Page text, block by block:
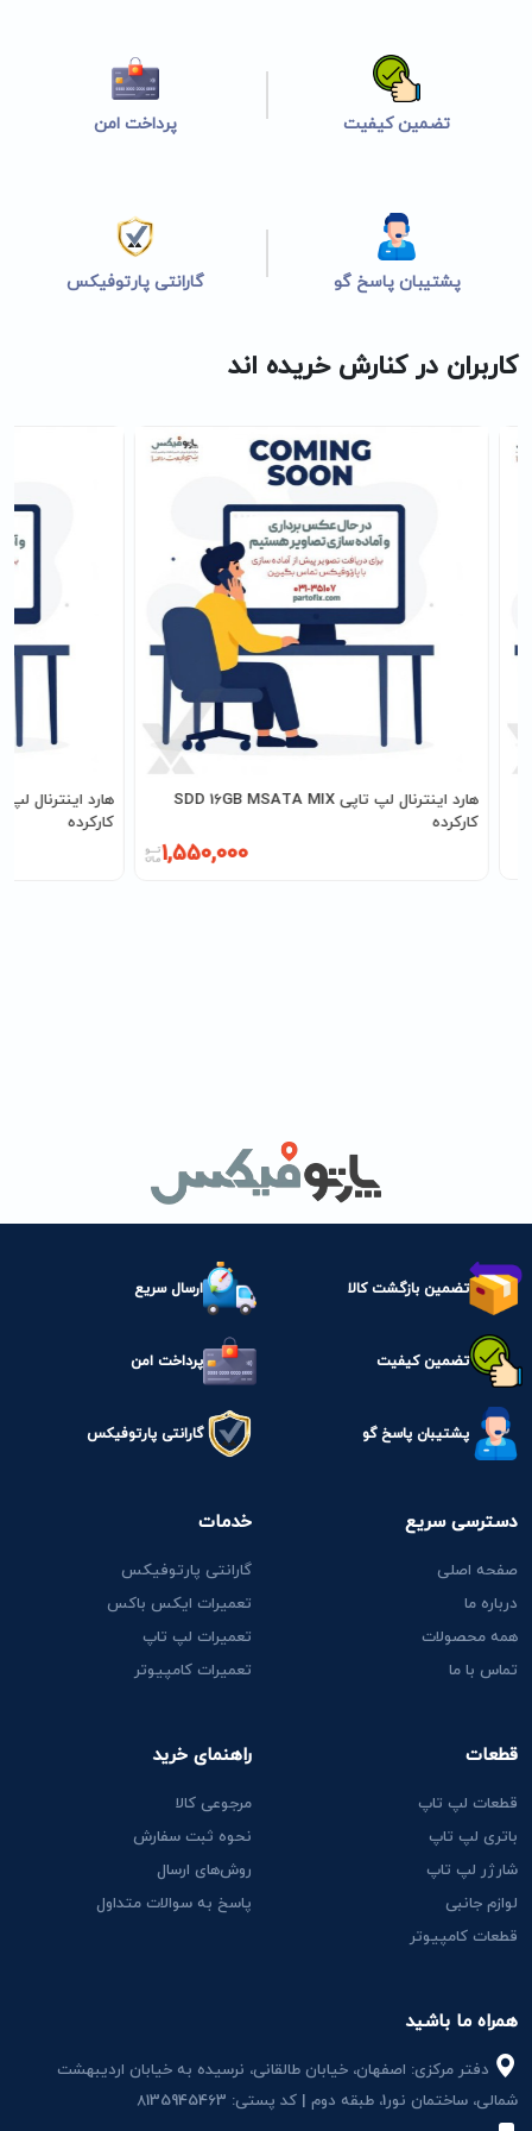
تضمین کیفیت پرداخت امن
پشتیبان پاسخ گو گارانتی پارتوفیکس
کاربران در کنارش خریده اند
هارد اینترنال لپ تاپی SDD 16GB MSATA MIX
کارکرده
1,550,000
کارکرده
تضمین بازگشت کالا ارسال سریع
تضمین کیفیت پرداخت امن
پشتیبان پاسخ گو گارانتی پارتوفیکس
همراه ما باشید
دفتر مرکزی: اصفهان، خیابان طالقانی، نرسیده به خیابان اردیبهشت
شمالی، ساختمان نور1، طبقه دوم | کد پستی: 8135945463
دسترسی سریع
صفحه اصلی
درباره ما
همه محصولات
تماس با ما
قطعات
قطعات لپ تاپ
باتری لپ تاپ
شارژر لپ تاپ
لوازم جانبی
قطعات کامپیوتر
خدمات
گارانتی پارتوفیکس
تعمیرات ایکس باکس
تعمیرات لپ تاپ
تعمیرات کامپیوتر
راهنمای خرید
مرجوعی کالا
نحوه ثبت سفارش
روش‌های ارسال
پاسخ به سوالات متداول